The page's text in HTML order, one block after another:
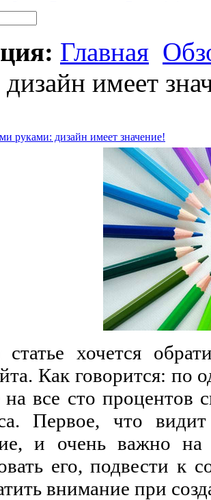
Главная
имеет
руками: дизайн имеет значение!
хочется
Как говорится: по
на все сто процентов
Первое, что
и очень важно на
его, подвести
внимание при